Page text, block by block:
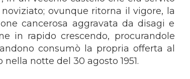
ovunque ritorna il vigore, la
cancerosa aggravata da disagi e
in rapido crescendo, procurandole
consumò la propria offerta al
notte del 30 agosto 1951.